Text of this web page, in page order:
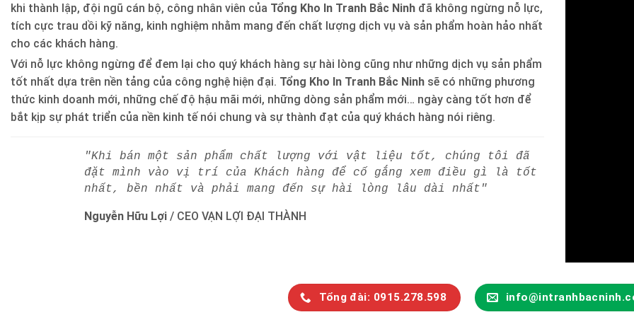
khi thành lập, đội ngũ cán bộ, công nhân viên của Tổng Kho In Tranh Bắc Ninh đã không ngừng nỗ lực,
tích cực trau dồi kỹ năng, kinh nghiệm nhằm mang đến chất lượng dịch vụ và sản phẩm hoàn hảo nhất
cho các khách hàng.
Với nỗ lực không ngừng để đem lại cho quý khách hàng sự hài lòng cũng như những dịch vụ sản phẩm
tốt nhất dựa trên nền tảng của công nghệ hiện đại. Tổng Kho In Tranh Bắc Ninh sẽ có những phương
thức kinh doanh mới, những chế độ hậu mãi mới, những dòng sản phẩm mới… ngày càng tốt hơn để
bắt kịp sự phát triển của nền kinh tế nói chung và sự thành đạt của quý khách hàng nói riêng.
"Khi bán một sản phẩm chất lượng với vật liệu tốt, chúng tôi đã
đặt mình vào vị trí của Khách hàng để cố gắng xem điều gì là tốt
nhất, bền nhất và phải mang đến sự hài lòng lâu dài nhất"
Nguyễn Hữu Lợi / CEO VẠN LỢI ĐẠI THÀNH
Tổng đài: 0915.278.598